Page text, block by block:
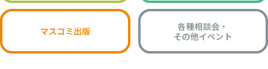
マスコミ出版
各種相談会・
その他イベント